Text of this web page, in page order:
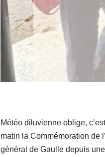
Météo diluvienne oblige,
matin la Commémoration de
général de Gaulle depuis